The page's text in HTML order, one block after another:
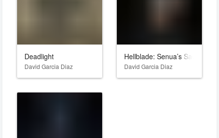
Deadlight
David Garcia Diaz
Hellblade: Senua’s Sacrifice
David Garcia Diaz